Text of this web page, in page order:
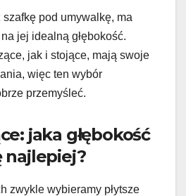
pod umywalkę, ma
jej idealną głębokość.
jak i stojące, mają swoje
więc ten wybór
przemyśleć.
jaka głębokość
najlepiej?
zwykle wybieramy płytsze